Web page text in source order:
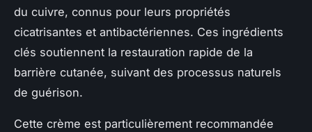
du cuivre, connus pour leurs propriétés
cicatrisantes et antibactériennes. Ces ingrédients
clés soutiennent la restauration rapide de la
barrière cutanée, suivant des processus naturels
de guérison.
Cette crème est particulièrement recommandée